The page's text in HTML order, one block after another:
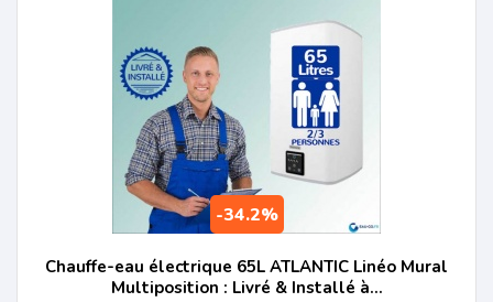
-34.2%
Chauffe-eau électrique 65L ATLANTIC Linéo Mural
Multiposition : Livré & Installé à...